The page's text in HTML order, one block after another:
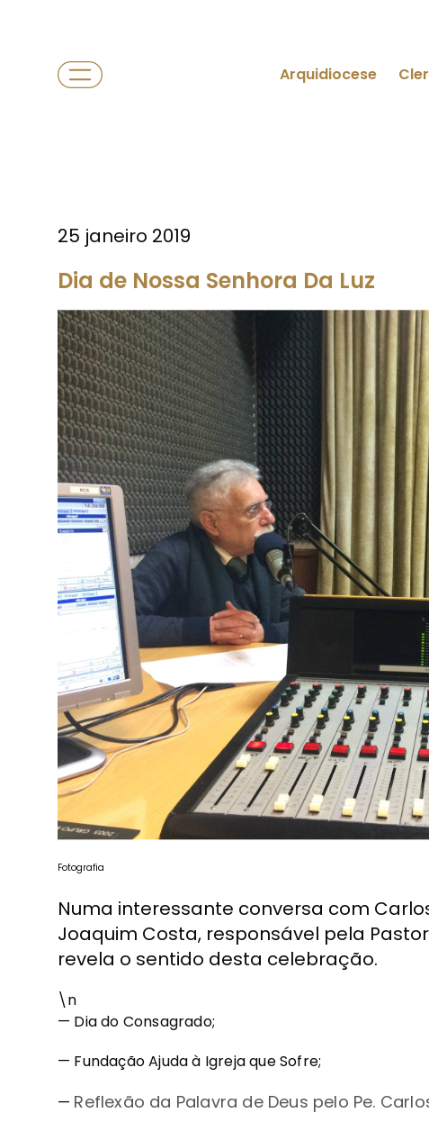
Arquidiocese
25 janeiro 2019
Dia de Nossa Senhora Da Luz
Fotografia
Numa interessante conversa com
Joaquim Costa, responsável pela
revela o sentido desta celebração.
\n
— Dia do Consagrado;
— Fundação Ajuda à Igreja que Sofre;
— Reflexão da Palavra de Deus pelo Pe.